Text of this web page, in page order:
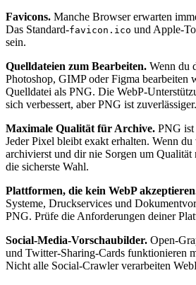
Favicons. Manche Browser erwarten
Das Standard-favicon.ico und Apple-
sein.
Quelldateien zum Bearbeiten. Wenn du
Photoshop, GIMP oder Figma bearbeiten
Quelldatei als PNG. Die WebP-
sich verbessert, aber PNG ist zuverlässiger.
Maximale Qualität für Archive. PNG
Jeder Pixel bleibt exakt erhalten. Wenn
archivierst und dir nie Sorgen um
die sicherste Wahl.
Plattformen, die kein WebP
Systeme, Druckservices und
PNG. Prüfe die Anforderungen deiner
Social-Media-Vorschaubilder. Open-
und Twitter-Sharing-Cards funktionieren
Nicht alle Social-Crawler verarbeiten